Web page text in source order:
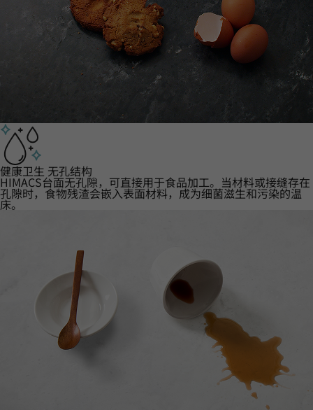
健康卫生 无孔结构
HIMACS台面无孔隙，可直接用于食品加工。当材料或接缝存在
孔隙时，食物残渣会嵌入表面材料，成为细菌滋生和污染的温
床。